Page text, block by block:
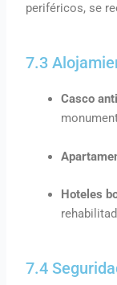
periféricos, se
7.3
Casco
Hoteles
7.4